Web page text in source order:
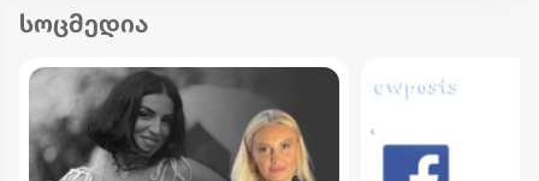
სოცმედია